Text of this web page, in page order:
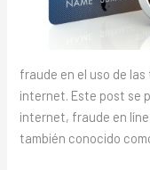
fraude en el uso de
internet. Este post se
internet, fraude en
también conocido